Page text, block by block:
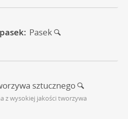
Pasek
sztucznego
z wysokiej jakości tworzywa